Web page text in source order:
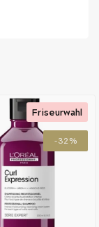
-32%
Friseurwahl